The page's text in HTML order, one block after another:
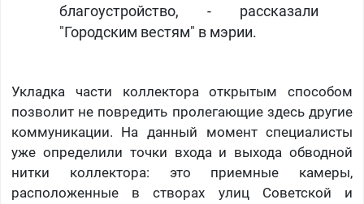
благоустройство, - рассказали
"Городским вестям" в мэрии.
Укладка части коллектора открытым способом
позволит не повредить пролегающие здесь другие
коммуникации. На данный момент специалисты
уже определили точки входа и выхода обводной
нитки коллектора: это приемные камеры,
расположенные в створах улиц Советской и